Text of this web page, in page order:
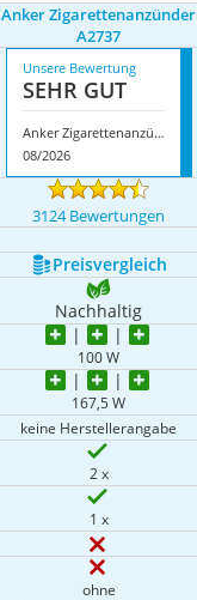
Anker Zigarettenanzünder
A2737
Unsere Bewertung
SEHR GUT
Anker Zigarettenanzünder A2737
08/2026
3124 Bewertungen
Preis­vergleich
Nachhaltig
100 W
167,5 W
keine Herstellerangabe
2 x
1 x
ohne